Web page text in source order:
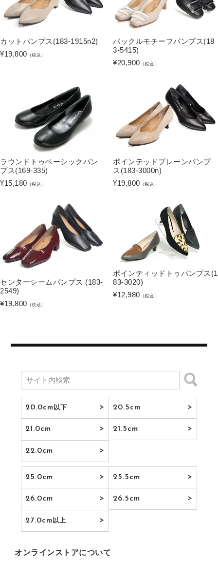
カットパンプス(183-1915n2)
¥19,800 （税込）
バックルモチーフパンプス(18
3-5415)
¥20,900 （税込）
ラウンドトゥベーシックパン
プス(169-335)
¥15,180 （税込）
ポインテッドプレーンパンプ
ス(183-3000n)
¥19,800 （税込）
センターシームパンプス (183-
2549)
¥19,800 （税込）
ポインティッドトゥパンプス(1
83-3020)
¥12,980 （税込）
20.0cm以下 20.5cm
21.0cm 21.5cm
22.0cm
25.0cm 25.5cm
26.0cm 26.5cm
27.0cm以上
オンラインストアについて